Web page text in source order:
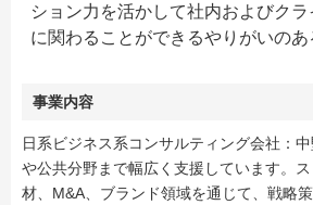
ション力を活かして社内およびク
に関わることができるやりがいのあ
事業内容
日系ビジネス系コンサルティング会社：
や公共分野まで幅広く支援しています。
材、M&A、ブランド領域を通じて、戦略